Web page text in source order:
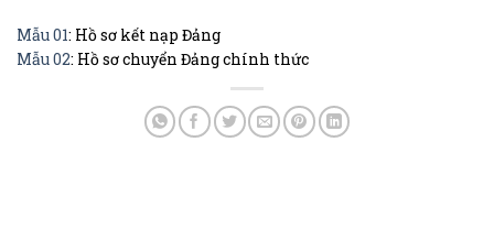
Mẫu 01: Hồ sơ kết nạp Đảng
Mẫu 02: Hồ sơ chuyển Đảng chính thức